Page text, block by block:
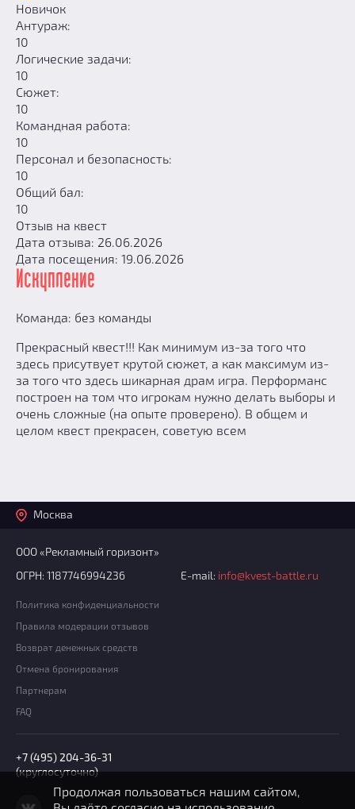
Новичок
Антураж:
10
Логические задачи:
10
Сюжет:
10
Командная работа:
10
Персонал и безопасность:
10
Общий бал:
10
Отзыв на квест
Дата отзыва: 26.06.2026
Дата посещения: 19.06.2026
Искупление
Команда: без команды
Прекрасный квест!!! Как минимум из-за того что
здесь присутвует крутой сюжет, а как максимум из-
за того что здесь шикарная драм игра. Перформанс
построен на том что игрокам нужно делать выборы и
очень сложные (на опыте проверено). В общем и
целом квест прекрасен, советую всем
Москва
ООО «Рекламный горизонт»
ОГРН: 1187746994236
E-mail: info@kvest-battle.ru
Политика конфиденциальности
Правила модерации отзывов
Возврат денежных средств
Отмена бронирования
Партнерам
FAQ
+7 (495) 204-36-31
(круглосуточно)
Продолжая пользоваться нашим сайтом,